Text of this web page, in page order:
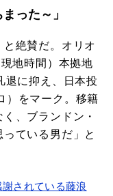
った～」
絶賛だ。オリオ
地時間）本拠地
退に抑え、日本投
）をマーク。移籍
、ブランドン・
ている男だ」と
されている藤浪